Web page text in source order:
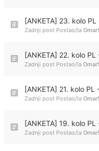
[ANKETA] 23. kolo
Zadnji post Postao/la
[ANKETA] 22. kolo
Zadnji post Postao/la
[ANKETA] 21. kolo
Zadnji post Postao/la
[ANKETA] 19. kolo
Zadnji post Postao/la